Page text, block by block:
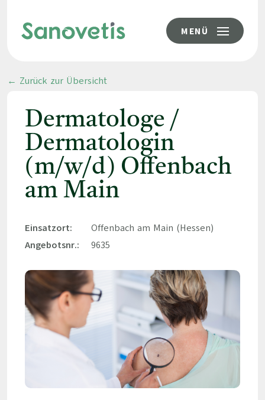
MENÜ
← Zurück zur Übersicht
Dermatologe /
Dermatologin
(m/w/d) Offenbach
am Main
Einsatzort:
Offenbach am Main (Hessen)
Angebotsnr.:
9635